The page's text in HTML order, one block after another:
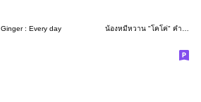
Ginger : Every day น้องหมีหวาน "โคโค่" คำพูดน่ารักใช้ง่าย